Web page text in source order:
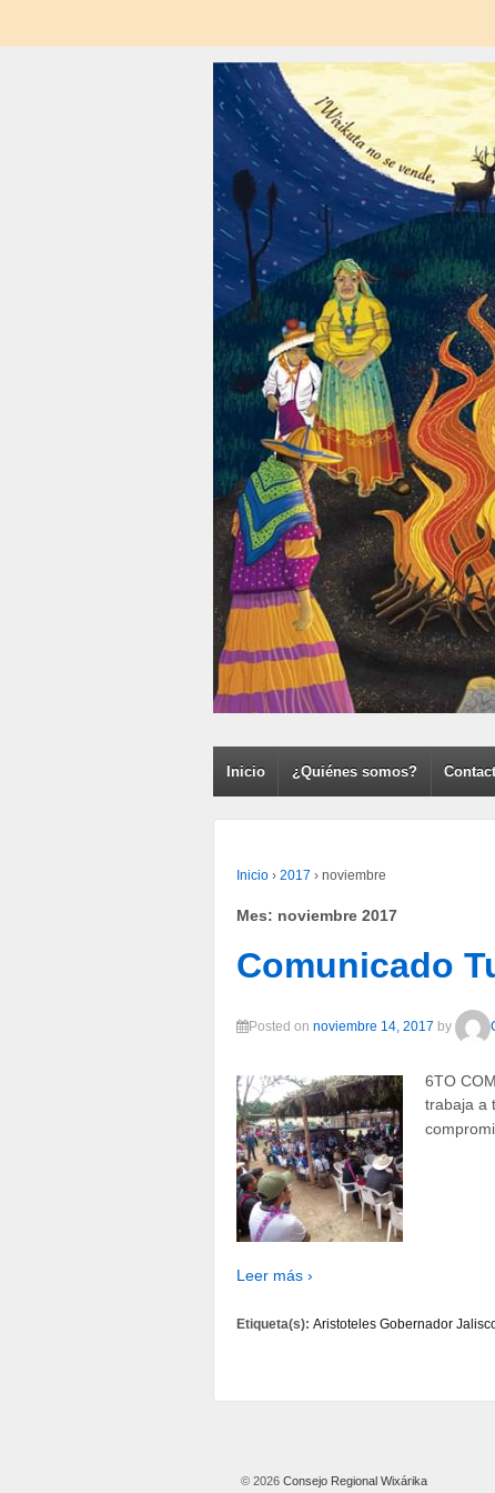
Inicio ¿Quiénes somos?
Inicio › 2017 › noviembre
Mes: noviembre 2017
Comunicado
Posted on noviembre 14, 2017 by
6TO
trabaja a
Leer más ›
Etiqueta(s): Aristoteles Gobernador
© 2026 Consejo Regional Wixárika